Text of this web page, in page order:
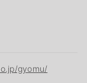
gyomu/